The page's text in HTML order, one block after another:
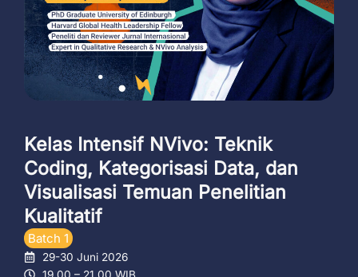
Kelas Intensif NVivo: Teknik
Coding, Kategorisasi Data, dan
Visualisasi Temuan Penelitian
Kualitatif
Batch 1
29-30 Juni 2026